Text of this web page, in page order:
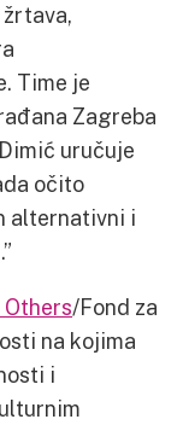
Time je
Zagreba
uručuje
očito
alternativni i
/Fond za
na kojima
i